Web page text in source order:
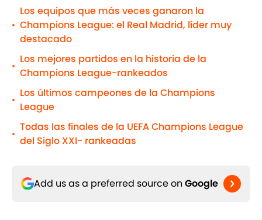
•
Los equipos que más veces ganaron la
Champions League: el Real Madrid, líder muy
destacado
•
Los mejores partidos en la historia de la
Champions League-rankeados
•
Los últimos campeones de la Champions
League
•
Todas las finales de la UEFA Champions League
del Siglo XXI- rankeadas
Add us as a preferred source on Google